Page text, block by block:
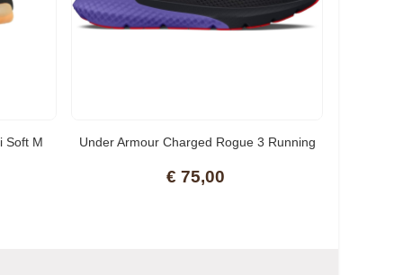
Soft M
Under Armour Charged Rogue 3 Running
€ 75,00